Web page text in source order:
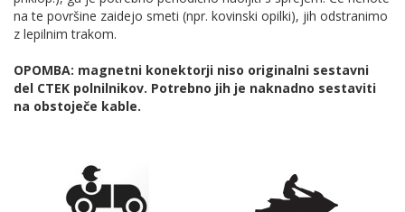
na te površine zaidejo smeti (npr. kovinski opilki), jih odstranimo
z lepilnim trakom.
OPOMBA: magnetni konektorji niso originalni sestavni
del CTEK polnilnikov. Potrebno jih je naknadno sestaviti
na obstoječe kable.